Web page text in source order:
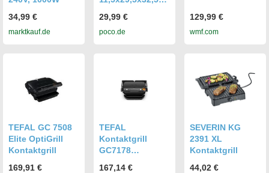
34,99 €
marktkauf.de
29,99 €
poco.de
129,99 €
wmf.com
TEFAL GC 7508
Elite OptiGrill
Kontaktgrill
169,91 €
TEFAL
Kontaktgrill
GC7178
167,14 €
SEVERIN KG
2391 XL
Kontaktgrill
44,02 €